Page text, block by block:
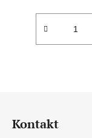
Kontakt